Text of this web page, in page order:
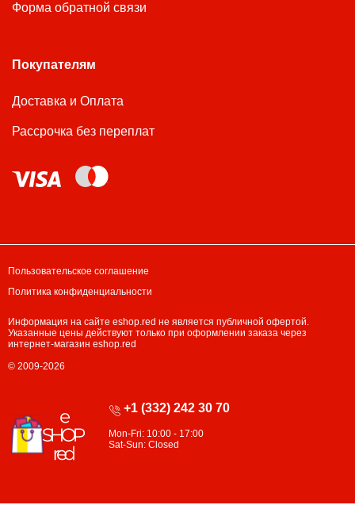
Форма обратной связи
Покупателям
Доставка и Оплата
Рассрочка без переплат
+1 (332) 242 30 70
Mon-Fri: 10:00 - 17:00
Sat-Sun: Closed
Пользовательское соглашение
Политика конфиденциальности
Информация на сайте eshop.red не является публичной офертой.
Указанные цены действуют только при оформлении заказа через
интернет-магазин eshop.red
© 2009-2026